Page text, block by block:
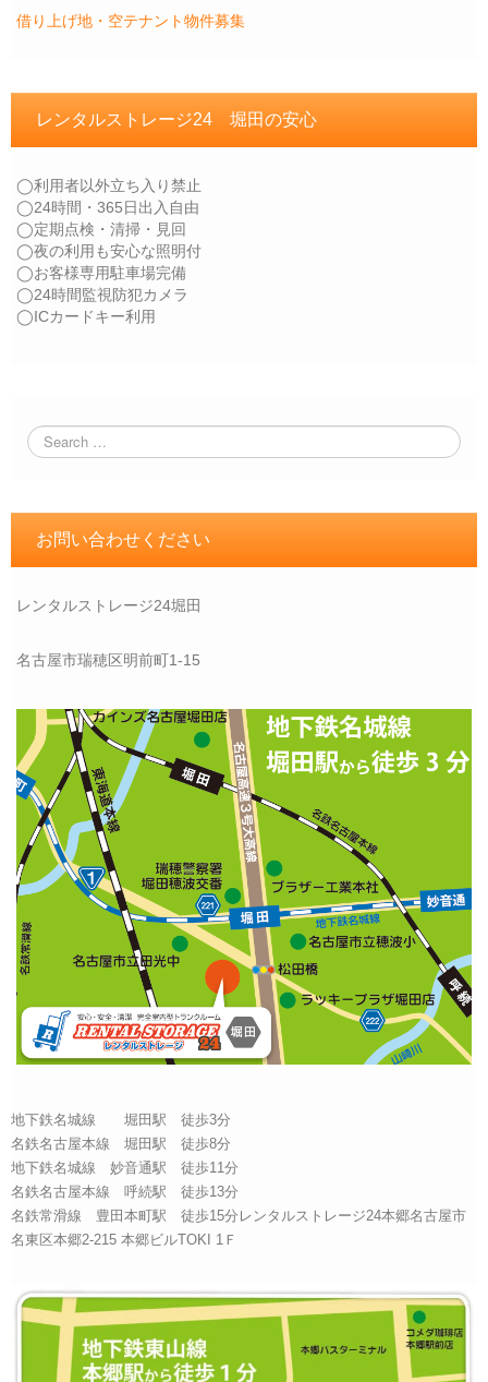
借り上げ地・空テナント物件募集
レンタルストレージ24 堀田の安心
◯利用者以外立ち入り禁止
◯24時間・365日出入自由
◯定期点検・清掃・見回
◯夜の利用も安心な照明付
◯お客様専用駐車場完備
◯24時間監視防犯カメラ
◯ICカードキー利用
お問い合わせください
レンタルストレージ24堀田
名古屋市瑞穂区明前町1-15
地下鉄名城線 堀田駅 徒歩3分
名鉄名古屋本線 堀田駅 徒歩8分
地下鉄名城線 妙音通駅 徒歩11分
名鉄名古屋本線 呼続駅 徒歩13分
名鉄常滑線 豊田本町駅 徒歩15分レンタルストレージ24本郷名古屋市
名東区本郷2-215 本郷ビルTOKI 1Ｆ